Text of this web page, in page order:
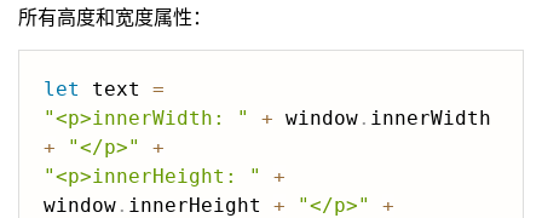
所有高度和宽度属性：
let text =
"<p>innerWidth: "
+ window .
+
"</p>"
+
"<p>innerHeight: "
+
window . innerHeight + "</p>"
+